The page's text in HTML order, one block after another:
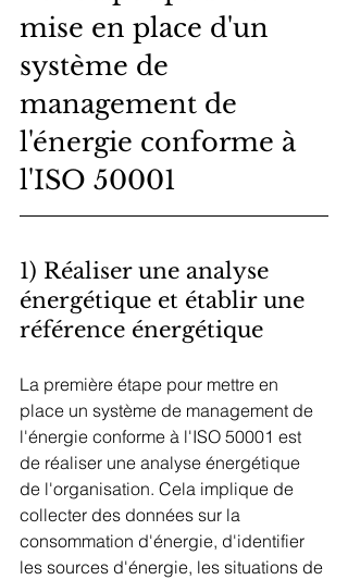
mise en place d'un
système de
management de
l'énergie conforme à
l'ISO 50001
1) Réaliser une analyse
énergétique et établir une
référence énergétique
La première étape pour mettre en
place un système de management de
l'énergie conforme à l'ISO 50001 est
de réaliser une analyse énergétique
de l'organisation. Cela implique de
collecter des données sur la
consommation d'énergie, d'identifier
les sources d'énergie, les situations de